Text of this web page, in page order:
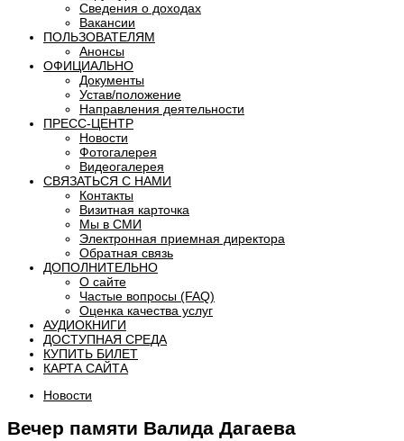
Сведения о доходах
Вакансии
ПОЛЬЗОВАТЕЛЯМ
Анонсы
ОФИЦИАЛЬНО
Документы
Устав/положение
Направления деятельности
ПРЕСС-ЦЕНТР
Новости
Фотогалерея
Видеогалерея
СВЯЗАТЬСЯ С НАМИ
Контакты
Визитная карточка
Мы в СМИ
Электронная приемная директора
Обратная связь
ДОПОЛНИТЕЛЬНО
О сайте
Частые вопросы (FAQ)
Оценка качества услуг
АУДИОКНИГИ
ДОСТУПНАЯ СРЕДА
КУПИТЬ БИЛЕТ
КАРТА САЙТА
Новости
Вечер памяти Валида Дагаева